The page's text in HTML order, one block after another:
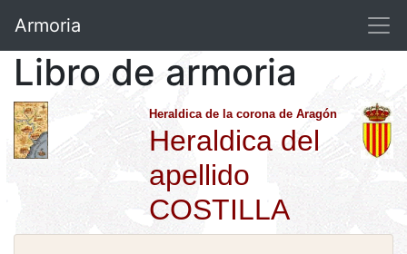
Armoria
Libro de armoria
Heraldica de la corona de Aragón
Heraldica del
apellido
COSTILLA